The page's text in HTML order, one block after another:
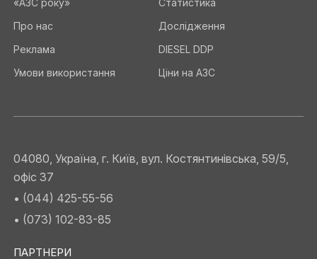
«АЗС року»
Про нас
Реклама
Умови використання
Статистика
Дослідження
DIESEL DDP
Ціни на АЗС
04080, Україна, г. Київ, вул. Костянтинівська, 59/5,
офіс 37
• (044) 425-55-56
• (073) 102-83-85
ПАРТНЕРИ